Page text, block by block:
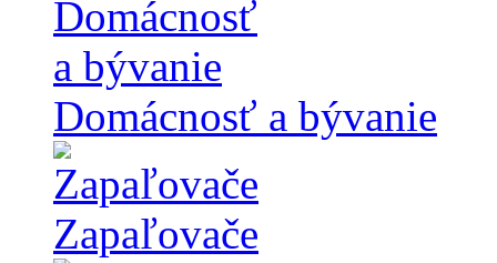
Domácnosť a bývanie
Zapaľovače